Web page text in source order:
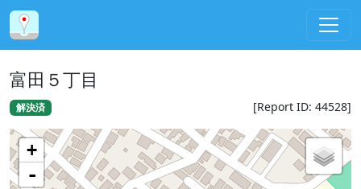
富田５丁目
解決済 [Report ID: 44528]
+
-